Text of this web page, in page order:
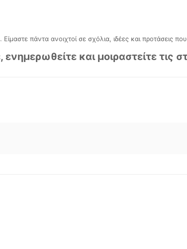
πάντα ανοιχτοί σε σχόλια, ιδέες και προτάσεις
ενημερωθείτε και μοιραστείτε τις